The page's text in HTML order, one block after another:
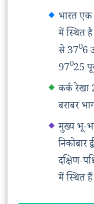
भारत एक
में स्थित
से 3706
97025
कर्क रेखा
बराबर
मुख्य भू-
निकोबार
दक्षिण-
में स्थित